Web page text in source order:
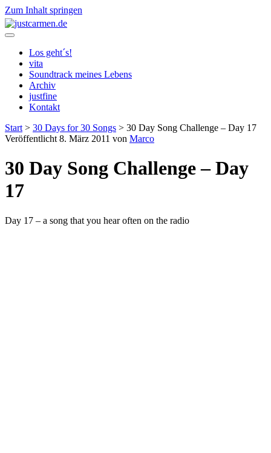
Zum Inhalt springen
justcarmen.de
Los geht´s!
vita
Soundtrack meines Lebens
Archiv
justfine
Kontakt
Start > 30 Days for 30 Songs > 30 Day Song Challenge – Day 17
Veröffentlicht 8. März 2011 von Marco
30 Day Song Challenge – Day
17
Day 17 – a song that you hear often on the radio